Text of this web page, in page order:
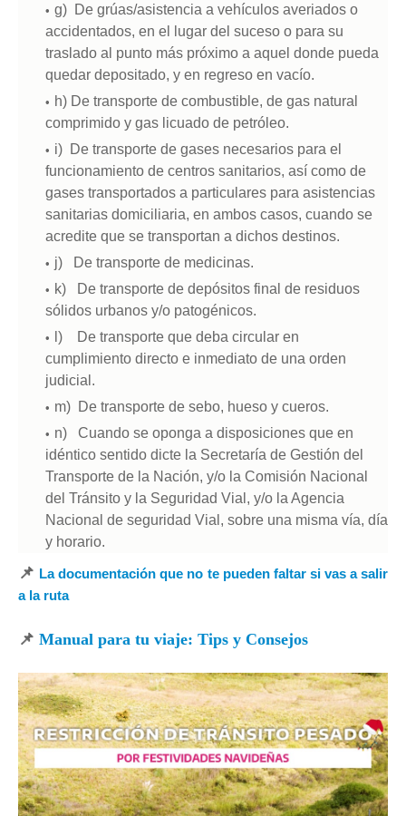
g) De grúas/asistencia a vehículos averiados o
accidentados, en el lugar del suceso o para su
traslado al punto más próximo a aquel donde pueda
quedar depositado, y en regreso en vacío.
h) De transporte de combustible, de gas natural
comprimido y gas licuado de petróleo.
i) De transporte de gases necesarios para el
funcionamiento de centros sanitarios, así como de
gases transportados a particulares para asistencias
sanitarias domiciliaria, en ambos casos, cuando se
acredite que se transportan a dichos destinos.
j) De transporte de medicinas.
k) De transporte de depósitos final de residuos
sólidos urbanos y/o patogénicos.
l) De transporte que deba circular en
cumplimiento directo e inmediato de una orden
judicial.
m) De transporte de sebo, hueso y cueros.
n) Cuando se oponga a disposiciones que en
idéntico sentido dicte la Secretaría de Gestión del
Transporte de la Nación, y/o la Comisión Nacional
del Tránsito y la Seguridad Vial, y/o la Agencia
Nacional de seguridad Vial, sobre una misma vía, día
y horario.
📌 La documentación que no te pueden faltar si vas a salir
a la ruta
📌 Manual para tu viaje: Tips y Consejos